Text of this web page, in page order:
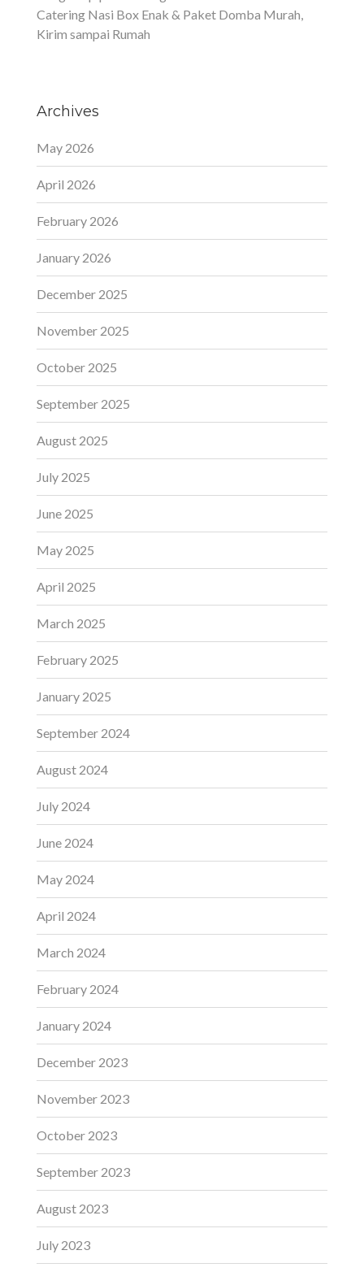
Catering Nasi Box Enak & Paket Domba Murah,
Kirim sampai Rumah
Archives
May 2026
April 2026
February 2026
January 2026
December 2025
November 2025
October 2025
September 2025
August 2025
July 2025
June 2025
May 2025
April 2025
March 2025
February 2025
January 2025
September 2024
August 2024
July 2024
June 2024
May 2024
April 2024
March 2024
February 2024
January 2024
December 2023
November 2023
October 2023
September 2023
August 2023
July 2023